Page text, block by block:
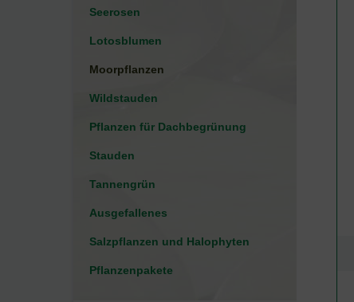
Seerosen
Lotosblumen
Moorpflanzen
Wildstauden
Pflanzen für Dachbegrünung
Stauden
Tannengrün
Ausgefallenes
Salzpflanzen und Halophyten
Pflanzenpakete